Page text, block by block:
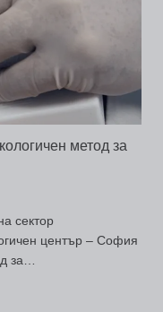
метод за
сектор
център – София
за…